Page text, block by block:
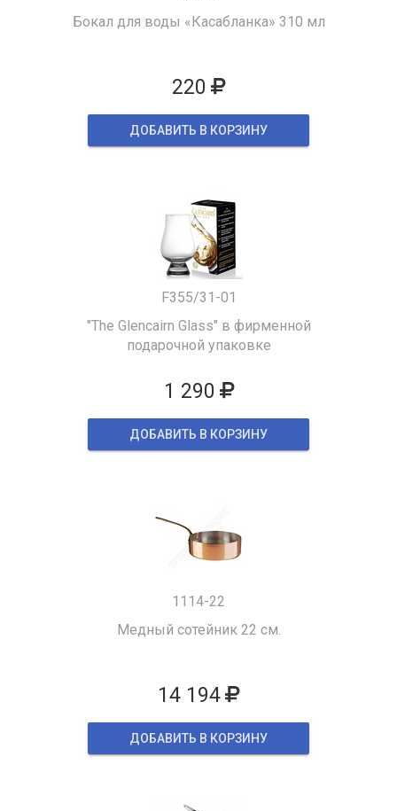
Бокал для воды «Касабланка» 310 мл
220
ДОБАВИТЬ В КОРЗИНУ
F355/31-01
"The Glencairn Glass" в фирменной
подарочной упаковке
1 290
ДОБАВИТЬ В КОРЗИНУ
1114-22
Медный сотейник 22 см.
14 194
ДОБАВИТЬ В КОРЗИНУ